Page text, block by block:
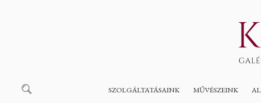
SZOLGÁLTATÁSAINK MŰVÉSZEINK